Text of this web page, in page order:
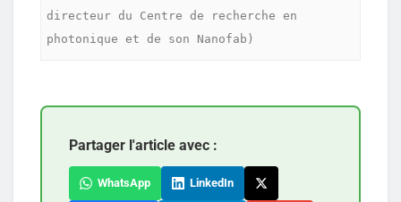
directeur du Centre de recherche en
photonique et de son Nanofab)
Partager l'article avec :
WhatsApp LinkedIn